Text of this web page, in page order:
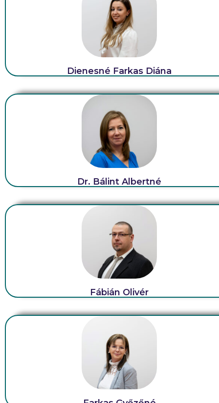
Dienesné Farkas Diána
Dr. Bálint Albertné
Fábián Olivér